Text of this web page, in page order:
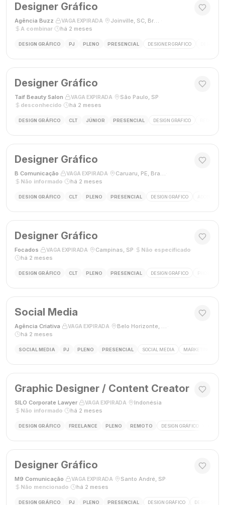
Designer Gráfico
Agência Buzz VAGA EXPIRADA Joinville, SC, Brasil
A combinar
há 2 meses
DESIGN GRÁFICO PJ PLENO PRESENCIAL DESIGNER GRÁFICO
Designer Gráfico
Taif Beauty Salon VAGA EXPIRADA São Paulo, SP
desconhecido
há 2 meses
DESIGN GRÁFICO CLT JÚNIOR PRESENCIAL DESIGN GRÁFICO
Designer Gráfico
B Comunicação VAGA EXPIRADA Caruaru, PE, Brasil
Não informado
há 2 meses
DESIGN GRÁFICO CLT PLENO PRESENCIAL DESIGN GRÁFICO ADOBE
Designer Gráfico
Focados VAGA EXPIRADA Campinas, SP Não especificado
há 2 meses
DESIGN GRÁFICO CLT PLENO PRESENCIAL DESIGN GRÁFICO PHOTOSHOP
Social Media
Agência Criativa VAGA EXPIRADA Belo Horizonte, Brasil
há 2 meses
SOCIAL MEDIA PJ PLENO PRESENCIAL SOCIAL MEDIA MARKETING
Graphic Designer / Content Creator
SILO Corporate Lawyer VAGA EXPIRADA Indonésia
Não informado
há 2 meses
DESIGN GRÁFICO FREELANCE PLENO REMOTO DESIGN GRÁFICO
Designer Gráfico
M9 Comunicação VAGA EXPIRADA Santo André, SP
Não mencionado
há 2 meses
DESIGN GRÁFICO PJ PLENO PRESENCIAL DESIGN GRÁFICO DESIGNER